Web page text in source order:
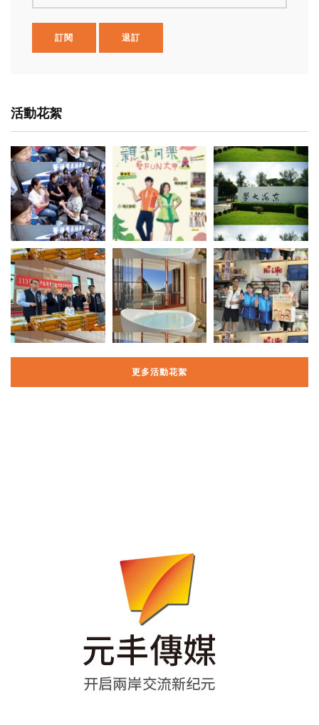
訂閱 退訂
活動花絮
更多活動花絮